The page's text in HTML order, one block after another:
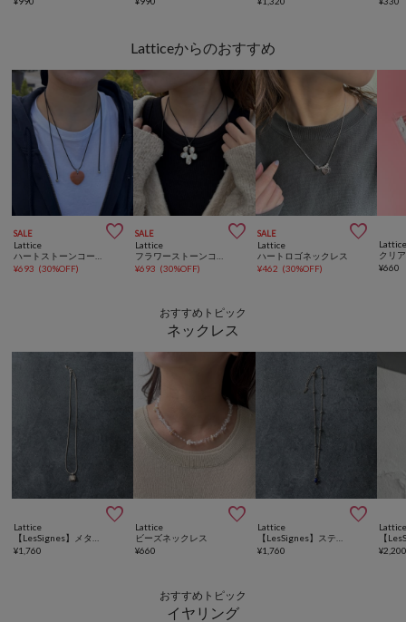
Latticeからのおすすめ
SALE 
Lattice
¥693 (30%OFF)
SALE 
Lattice
¥693 (30%OFF)
SALE 
Lattice
ハートロゴネックレス
¥462 (30%OFF)
クリ
¥660
おすすめトピック
ネックレス

Lattice
¥1,760

Lattice
ビーズネックレス
¥660

Lattice
¥1,760 ¥
おすすめトピック
イヤリング